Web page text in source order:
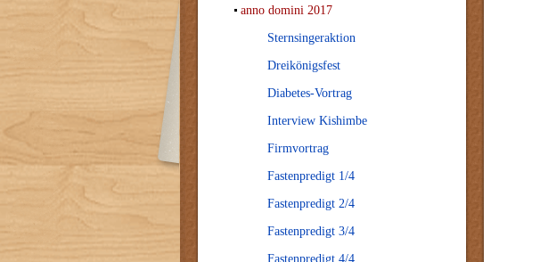
anno domini 2017
Sternsingeraktion
Dreikönigsfest
Diabetes-Vortrag
Interview Kishimbe
Firmvortrag
Fastenpredigt 1/4
Fastenpredigt 2/4
Fastenpredigt 3/4
Fastenpredigt 4/4